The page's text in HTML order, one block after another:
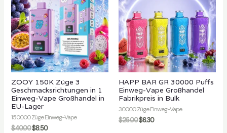
ZOOY 150K Züge 3
Geschmacksrichtungen in 1
Einweg-Vape Großhandel in
EU-Lager
150000 Züge Einweg-Vape
$40.00$8.50
HAPP BAR GR 30000 Puffs
Einweg-Vape Großhandel
Fabrikpreis in Bulk
30000 Züge Einweg-Vape
$25.00$6.30